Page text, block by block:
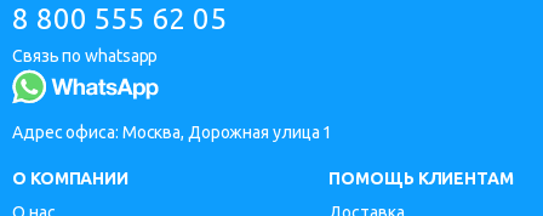
8 800 555 62 05
Связь по whatsapp
Адрес офиса: Москва, Дорожная улица 1
О КОМПАНИИ
О нас
ПОМОЩЬ КЛИЕНТАМ
Доставка